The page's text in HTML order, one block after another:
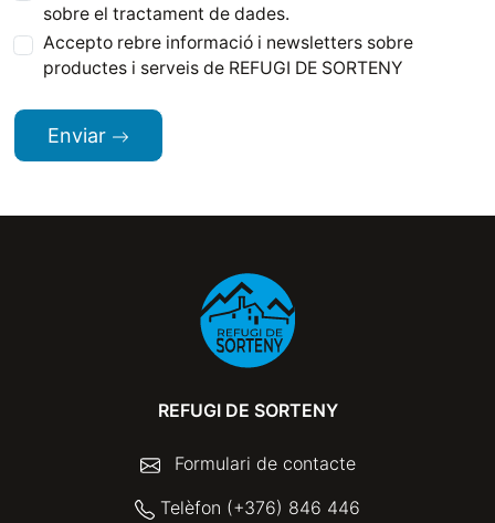
sobre el tractament de dades.
Accepto rebre informació i newsletters sobre
productes i serveis de REFUGI DE SORTENY
Enviar
REFUGI DE SORTENY
Formulari de contacte
Telèfon (+376) 846 446